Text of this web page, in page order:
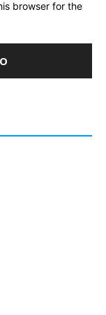
browser for the